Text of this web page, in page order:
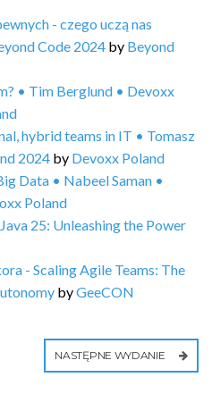
- czego uczą nas
Code 2024 by Beyond
• Tim Berglund • Devoxx
hybrid teams in IT • Tomasz
2024 by Devoxx Poland
Data • Nabeel Saman •
Poland
25: Unleashing the Power
- Scaling Agile Teams: The
byGeeCON
NASTĘPNE WYDANIE